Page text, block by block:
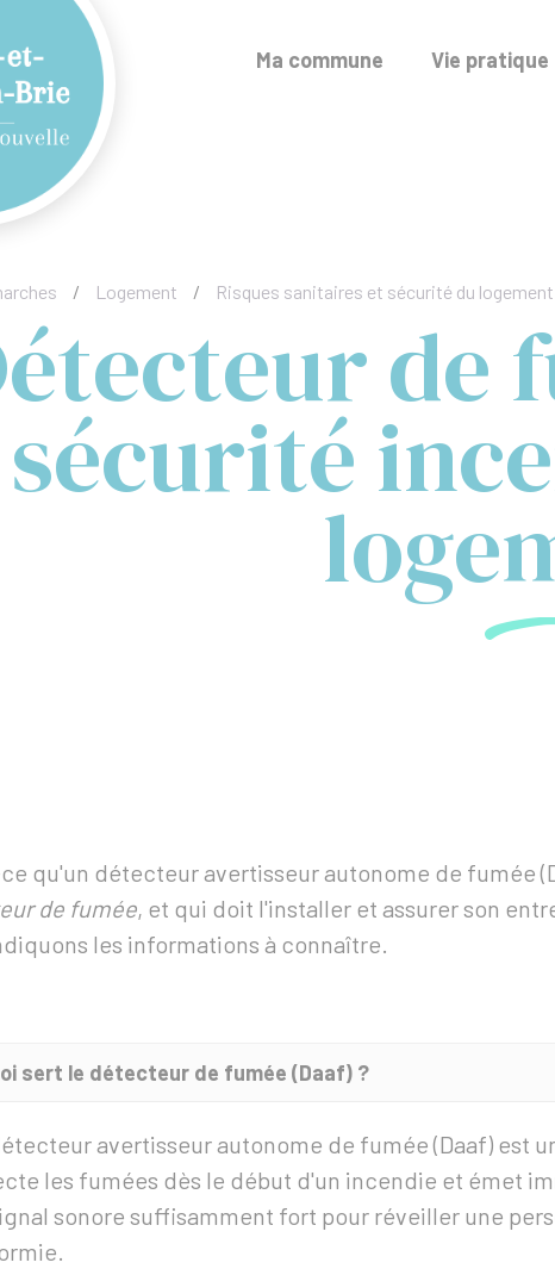
Ma commune Vie pratique
/ Logement / Risques sanitaires et sécurité du logement
de
sécurité
qu'un détecteur avertisseur autonome de fumée
de fumée, et qui doit l'installer et assurer son
les informations à connaître.
sert le détecteur de fumée (Daaf) ?
avertisseur autonome de fumée (Daaf) est
les fumées dès le début d'un incendie et émet
sonore suffisamment fort pour réveiller une